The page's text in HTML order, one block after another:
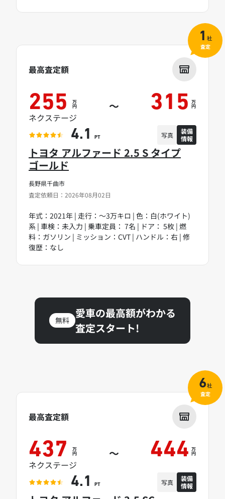
長野県千曲市
査定依頼日：2026年08月02日
トヨタ アルファード 2.5 S タイプ
ゴールド
年式：2021年 | 走行：～3万キロ | 色：白(ホワイト)
系 | 車検：未入力 | 乗車定員： 7名 | ドア： 5枚 | 燃
料：ガソリン | ミッション：CVT | ハンドル：右 | 修
復歴：なし
最高査定額
255 万
円 ～ 315 万
円
ネクステージ
4.1 PT 写真
装備
情報
1 社
査定
無料
愛車の最高額がわかる
査定スタート!
最高査定額
437 万
円 ～ 444 万
円
ネクステージ
4.1 PT 写真
装備
情報
6社
査定